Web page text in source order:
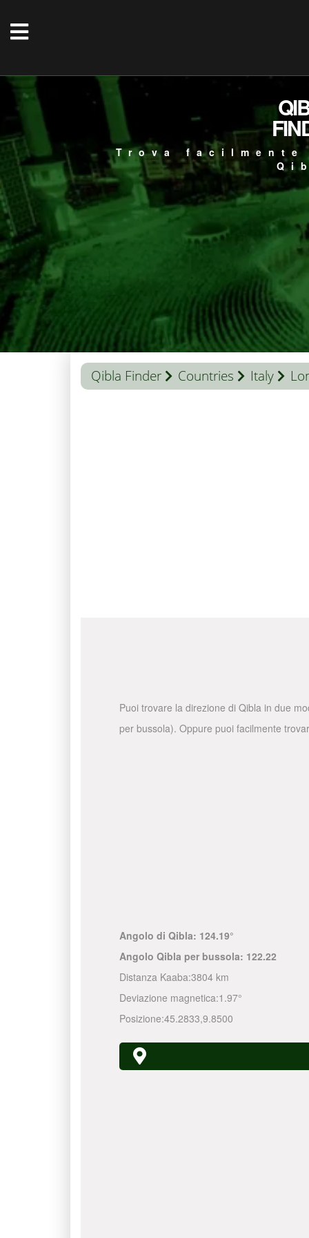
Trova
Qibla Finder Countries Italy
Puoi trovare la direzione di Qibla in due
per bussola). Oppure puoi facilmente
Angolo di Qibla: 124.19°
Angolo Qibla per bussola: 122.22
Distanza Kaaba:3804 km
Deviazione magnetica:1.97°
Posizione:45.2833,9.8500